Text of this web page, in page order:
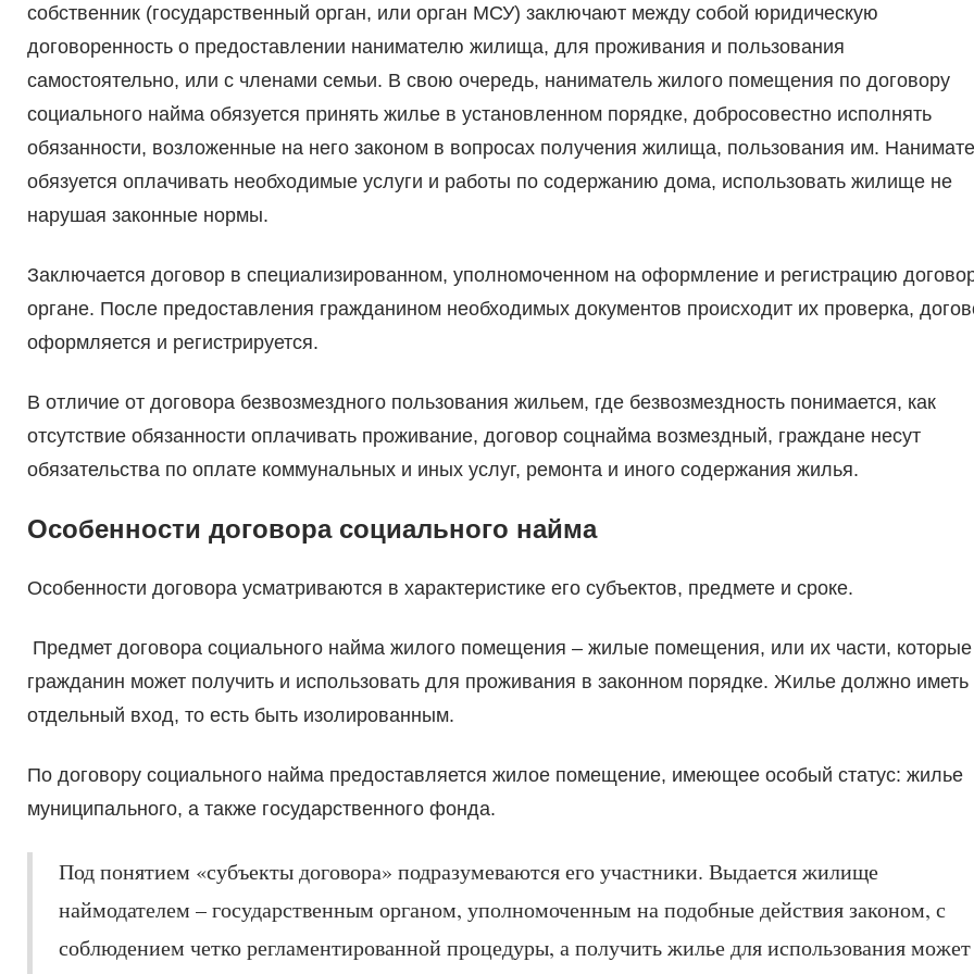
собственник (государственный орган, или орган МСУ) заключают между собой юридическую
договоренность о предоставлении нанимателю жилища, для проживания и пользования
самостоятельно, или с членами семьи. В свою очередь, наниматель жилого помещения по договору
социального найма обязуется принять жилье в установленном порядке, добросовестно исполнять
обязанности, возложенные на него законом в вопросах получения жилища, пользования им.
обязуется оплачивать необходимые услуги и работы по содержанию дома, использовать жилище не
нарушая законные нормы.
Заключается договор в специализированном, уполномоченном на оформление и регистрацию
органе. После предоставления гражданином необходимых документов происходит их проверка,
оформляется и регистрируется.
В отличие от договора безвозмездного пользования жильем, где безвозмездность понимается, как
отсутствие обязанности оплачивать проживание, договор соцнайма возмездный, граждане несут
обязательства по оплате коммунальных и иных услуг, ремонта и иного содержания жилья.
Особенности договора социального найма
Особенности договора усматриваются в характеристике его субъектов, предмете и сроке.
Предмет договора социального найма жилого помещения – жилые помещения, или их части, которые
гражданин может получить и использовать для проживания в законном порядке. Жилье должно иметь
отдельный вход, то есть быть изолированным.
По договору социального найма предоставляется жилое помещение, имеющее особый статус: жилье
муниципального, а также государственного фонда.
Под понятием «субъекты договора» подразумеваются его участники. Выдается жилище
наймодателем – государственным органом, уполномоченным на подобные действия законом, с
соблюдением четко регламентированной процедуры, а получить жилье для использования может